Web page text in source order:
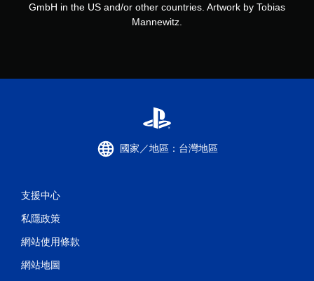
GmbH in the US and/or other countries. Artwork by Tobias
Mannewitz.
國家／地區：台灣地區
支援中心
私隱政策
網站使用條款
網站地圖